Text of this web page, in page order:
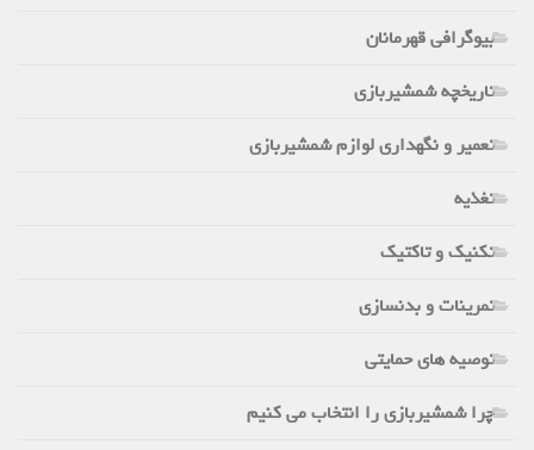
بیوگرافی قهرمانان
تاریخچه شمشیربازی
تعمیر و نگهداری لوازم شمشیربازی
تغذیه
تکنیک و تاکتیک
تمرینات و بدنسازی
توصیه های حمایتی
چرا شمشیربازی را انتخاب می کنیم